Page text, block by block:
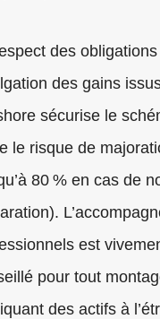
des
des gains
sécurise le
le risque de
80 % en cas de
est
pour tout
des actifs à